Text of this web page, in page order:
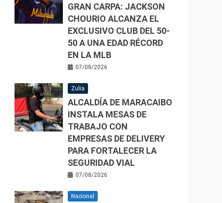
GRAN CARPA: JACKSON
CHOURIO ALCANZA EL
EXCLUSIVO CLUB DEL 50-
50 A UNA EDAD RÉCORD
EN LA MLB
07/08/2026
Zulia
ALCALDÍA DE MARACAIBO
INSTALA MESAS DE
TRABAJO CON
EMPRESAS DE DELIVERY
PARA FORTALECER LA
SEGURIDAD VIAL
07/08/2026
Nacional